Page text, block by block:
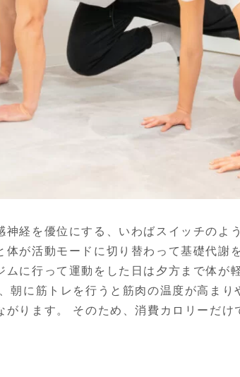
神経を優位にする、いわばスイッチのよ
体が活動モードに切り替わって基礎代謝
に行って運動をした日は夕方まで体が
朝に筋トレを行うと筋肉の温度が高まり
がります。 そのため、消費カロリーだけ